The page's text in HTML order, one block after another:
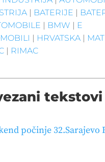
| BATERIJE |
| BMW | E
| HRVATSKA|
| RIMAC
tekstovi